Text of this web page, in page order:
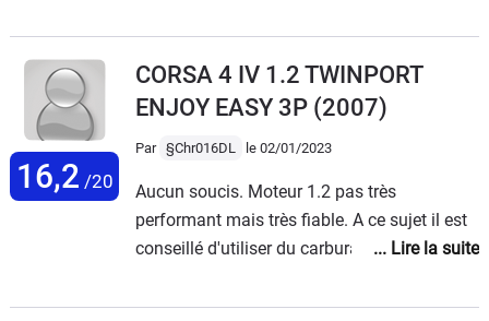
juin 2023, 91000 kms, remplacement du
collecteur d’admission 1500€, aucune prise
en charge constructeur.Suis-je tombé sur
une mauvaise série? Voiture à déconseiller,
3000€ de frais en 6 ans et pour un
déconseille fortement cette série. Pour moi
c’est terminé l’achat d’une voiture dans le
groupe Stellantis. Citroen, Peugeot, Opel.
16,2 /20
CORSA 4 IV 1.2 TWINPORT
ENJOY EASY 3P (2007)
Par §Chr016DL le 02/01/2023
Aucun soucis. Moteur 1.2 pas très
performant mais très fiable. A ce sujet il est
conseillé d'utiliser du carburant indice
notice le préconise. 🤔Sinon absolument